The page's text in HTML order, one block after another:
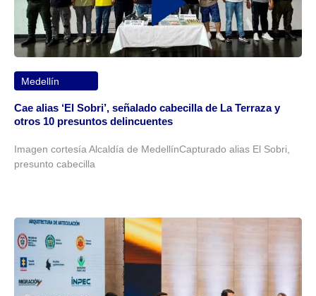
Medellín
Cae alias ‘El Sobri’, señalado cabecilla de La Terraza y
otros 10 presuntos delincuentes
Imagen cortesía Alcaldía de MedellínCapturado alias El Sobri,
presunto cabecilla